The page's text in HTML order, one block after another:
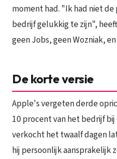
moment had. "Ik had niet
bedrijf gelukkig te zijn",
geen Jobs, geen Wozniak,
De korte versie
Apple's vergeten derde
10 procent van het bedrijf
verkocht het twaalf dagen
hij persoonlijk aansprakelijk